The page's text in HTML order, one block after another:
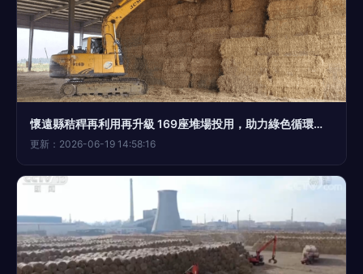
懷遠縣秸稈再利用再升級 169座堆場投用，助力綠色循環農業
更新：2026-06-19 14:58:16